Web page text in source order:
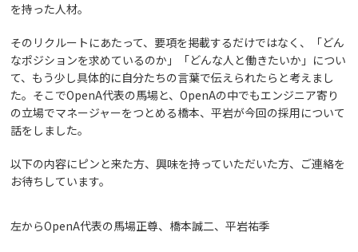
を持った人材。
そのリクルートにあたって、要項を掲載するだけではなく、「どん
なポジションを求めているのか」「どんな人と働きたいか」につい
て、もう少し具体的に自分たちの言葉で伝えられたらと考えまし
た。そこでOpenA代表の馬場と、OpenAの中でもエンジニア寄り
の立場でマネージャーをつとめる橋本、平岩が今回の採用について
話をしました。
以下の内容にピンと来た方、興味を持っていただいた方、ご連絡を
お待ちしています。
左からOpenA代表の馬場正尊、橋本誠二、平岩祐季